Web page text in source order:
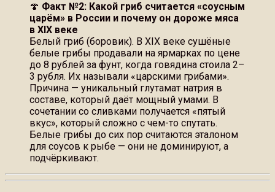
🍄 Факт №2: Какой гриб считается «соусным
царём» в России и почему он дороже мяса
в XIX веке
Белый гриб (боровик). В XIX веке сушёные
белые грибы продавали на ярмарках по цене
до 8 рублей за фунт, когда говядина стоила 2–
3 рубля. Их называли «царскими грибами».
Причина — уникальный глутамат натрия в
составе, который даёт мощный умами. В
сочетании со сливками получается «пятый
вкус», который сложно с чем-то спутать.
Белые грибы до сих пор считаются эталоном
для соусов к рыбе — они не доминируют, а
подчёркивают.